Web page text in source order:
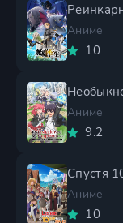
Аниме
10
Аниме
9.2
Спустя
Аниме
10